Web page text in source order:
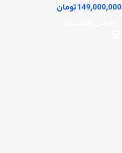
149,000,000تومان